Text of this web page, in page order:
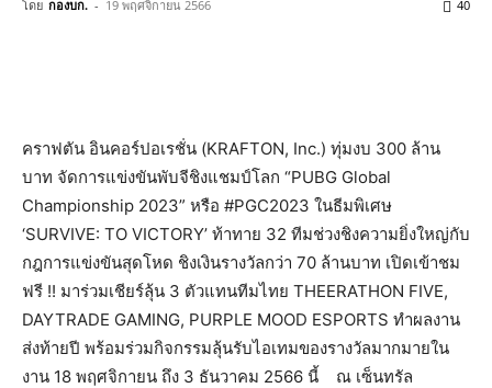
โดย กองบก. - 19 พฤศจิกายน 2566 40
คราฟตัน อินคอร์ปอเรชั่น (KRAFTON, Inc.) ทุ่มงบ 300 ล้าน
บาท จัดการแข่งขันพับจีชิงแชมป์โลก “PUBG Global
Championship 2023” หรือ #PGC2023 ในธีมพิเศษ
‘SURVIVE: TO VICTORY’ ท้าทาย 32 ทีมช่วงชิงความยิ่งใหญ่กับ
กฎการแข่งขันสุดโหด ชิงเงินรางวัลกว่า 70 ล้านบาท เปิดเข้าชม
ฟรี !! มาร่วมเชียร์ลุ้น 3 ตัวแทนทีมไทย THEERATHON FIVE,
DAYTRADE GAMING, PURPLE MOOD ESPORTS ทำผลงาน
ส่งท้ายปี พร้อมร่วมกิจกรรมลุ้นรับไอเทมของรางวัลมากมายใน
งาน 18 พฤศจิกายน ถึง 3 ธันวาคม 2566 นี้ ณ เซ็นทรัล